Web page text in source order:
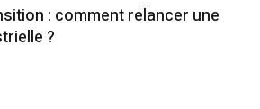
: comment relancer une
?